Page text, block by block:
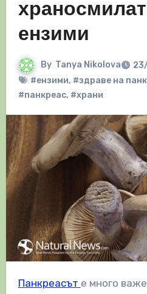
ензими
By Tanya Nikolova
#ензими, #здраве на
#панкреас, #храни
Панкреасът е много